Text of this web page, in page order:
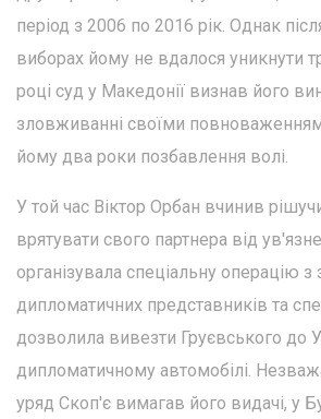
період з 2006 по 2016 рік. Однак
виборах йому не вдалося уникнути
році суд у Македонії визнав його
зловживанні своїми
йому два роки позбавлення волі.
У той час Віктор Орбан вчинив
врятувати свого партнера від
організувала спеціальну операцію з
дипломатичних представників та
дозволила вивезти Груєвського до
дипломатичному автомобілі.
уряд Скоп'є вимагав його видачі, у